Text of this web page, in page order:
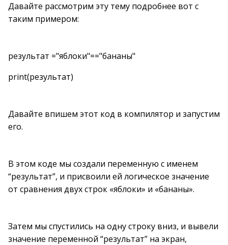
Давайте рассмотрим эту тему подробнее вот с
таким примером:
результат ="яблоки"=="бананы"
print(результат)
Давайте впишем этот код в компилятор и запустим
его.
В этом коде мы создали переменную с именем
“результат”, и присвоили ей логическое значение
от сравнения двух строк «яблоки» и «бананы».
Затем мы спустились на одну строку вниз, и вывели
значение переменной “результат” на экран,